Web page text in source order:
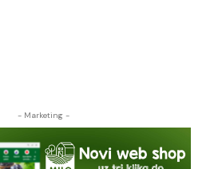
- Marketing -